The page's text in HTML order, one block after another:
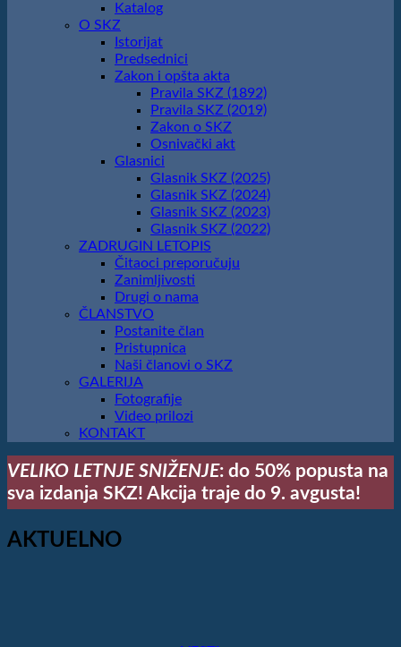
Katalog
O SKZ
Istorijat
Predsednici
Zakon i opšta akta
Pravila SKZ (1892)
Pravila SKZ (2019)
Zakon o SKZ
Osnivački akt
Glasnici
Glasnik SKZ (2025)
Glasnik SKZ (2024)
Glasnik SKZ (2023)
Glasnik SKZ (2022)
ZADRUGIN LETOPIS
Čitaoci preporučuju
Zanimljivosti
Drugi o nama
ČLANSTVO
Postanite član
Pristupnica
Naši članovi o SKZ
GALERIJA
Fotografije
Video prilozi
KONTAKT
VELIKO LETNJE SNIŽENJE: do 50% popusta na
sva izdanja SKZ! Akcija traje do 9. avgusta!
AKTUELNO